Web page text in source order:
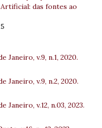
das fontes ao
Janeiro, v.9, n.1, 2020.
Janeiro, v.9, n.2, 2020.
Janeiro, v.12, n.03, 2023.